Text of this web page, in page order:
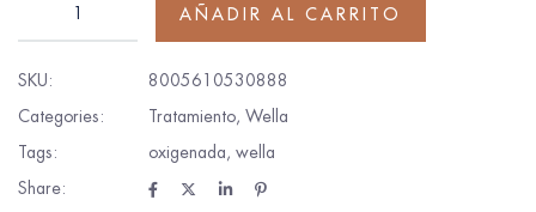
AÑADIR AL CARRITO
SKU:
8005610530888
Categories:
Tratamiento, Wella
Tags:
oxigenada, wella
Share: